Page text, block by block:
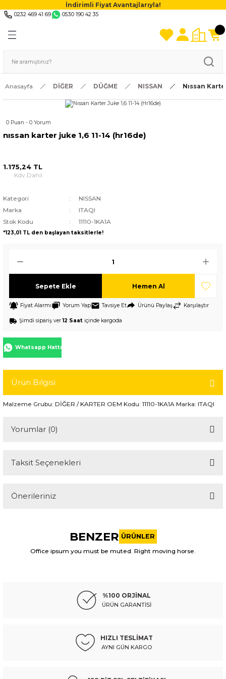
İndirimli Fiyat Avantajlarıyla!
0232 469 41 69 0530 190 42 35
Anasayfa DİĞER DÜĞME NISSAN Nıssan
0 Puan - 0 Yorum
nıssan karter juke 1,6 11-14 (hr16de)
1.175,24 TL
Kdv Dahil
Kategori
NISSAN
Marka
ITAQI
Stok Kodu
11110-1KA1A
*123,01 TL den başlayan taksitlerle!
Sepete Ekle Hemen Al
Fiyat Alarmı Yorum Yap Tavsiye Et Ürünü Paylaş Karşılaştır
Şimdi sipariş ver12 Saat içinde kargoda
Whatsapp Hattı
Ürün Bilgisi
Malzeme Grubu: DİĞER / KARTER OEM Kodu: 11110-1KA1A Marka: ITAQI
Yorumlar (0)
Bu ürüne ilk yorumu siz yapın!
Taksit Seçenekleri
Önerileriniz
kullanarak tarafımıza iletebilirsiniz.
Görüş ve önerileriniz için teşekkür ederiz.
Ürün bilgilerinde hatalar bulunuyor.
BENZER ÜRÜNLER
Office ipsum you must be muted. Right moving horse.
Sepete Ekle
ITAQI
%100 ORJİNAL
ÜRÜN GARANTİSİ
HIZLI TESLİMAT
AYNI GÜN KARGO